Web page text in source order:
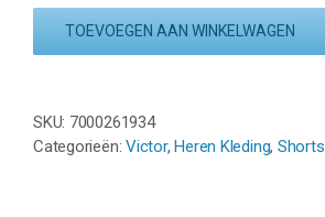
50200
WIT
aantal
TOEVOEGEN AAN WINKELWAGEN
SKU: 7000261934
Categorieën:Victor,Heren Kleding, Shorts